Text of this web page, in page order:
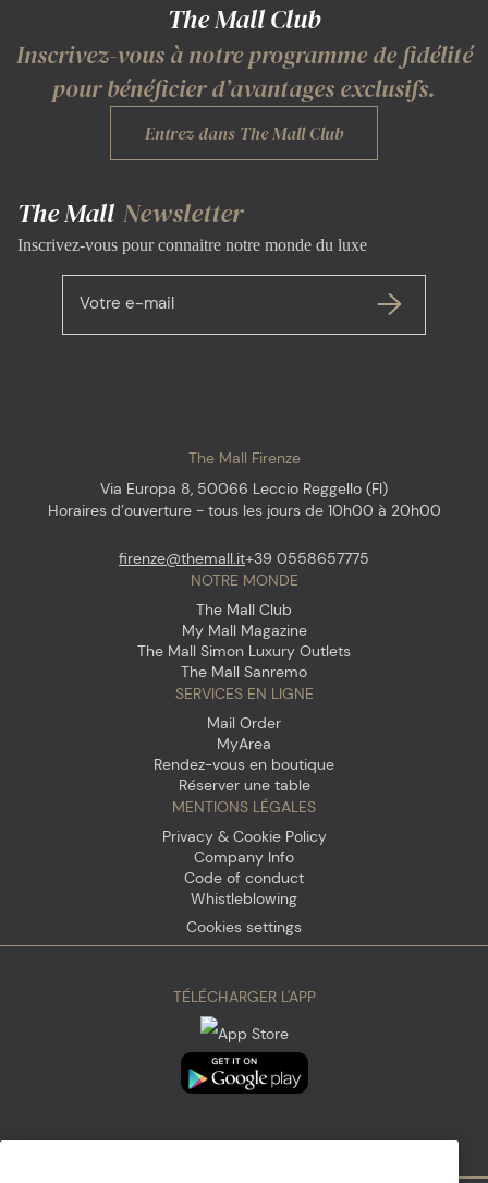
The Mall Club
Inscrivez-vous à notre programme de fidélité
pour bénéficier d’avantages exclusifs.
Entrez dans The Mall Club
The Mall Newsletter
Inscrivez-vous pour connaitre notre monde du luxe
Votre e-mail
The Mall Firenze
Via Europa 8, 50066 Leccio Reggello (FI)
Horaires d’ouverture - tous les jours de 10h00 à 20h00
firenze@themall.it+39 0558657775
NOTRE MONDE
The Mall Club
My Mall Magazine
The Mall Simon Luxury Outlets
The Mall Sanremo
SERVICES EN LIGNE
Mail Order
MyArea
Rendez-vous en boutique
Réserver une table
MENTIONS LÉGALES
Privacy & Cookie Policy
Company Info
Code of conduct
Whistleblowing
Cookies settings
TÉLÉCHARGER L'APP